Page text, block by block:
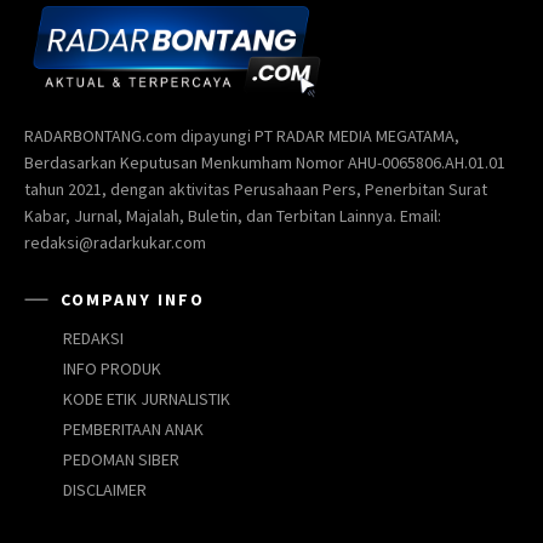
RADARBONTANG.com dipayungi PT RADAR MEDIA MEGATAMA,
Berdasarkan Keputusan Menkumham Nomor AHU-0065806.AH.01.01
tahun 2021, dengan aktivitas Perusahaan Pers, Penerbitan Surat
Kabar, Jurnal, Majalah, Buletin, dan Terbitan Lainnya. Email:
redaksi@radarkukar.com
COMPANY INFO
REDAKSI
INFO PRODUK
KODE ETIK JURNALISTIK
PEMBERITAAN ANAK
PEDOMAN SIBER
DISCLAIMER